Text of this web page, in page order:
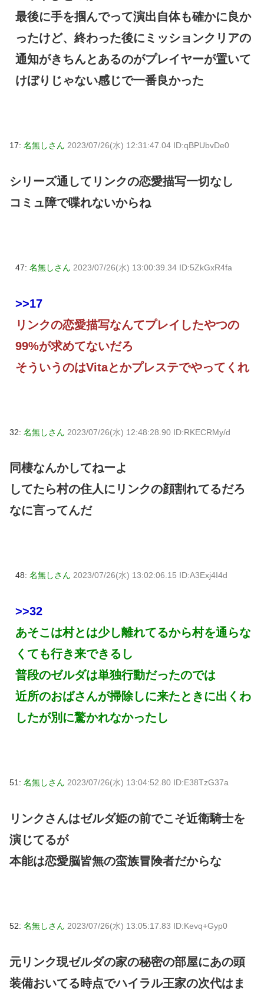
最後に手を掴んでって演出自体も確かに良か
ったけど、終わった後にミッションクリアの
通知がきちんとあるのがプレイヤーが置いて
けぼりじゃない感じで一番良かった
17: 名無しさん 2023/07/26(水) 12:31:47.04 ID:qBPUbvDe0
シリーズ通してリンクの恋愛描写一切なし
コミュ障で喋れないからね
47: 名無しさん 2023/07/26(水) 13:00:39.34 ID:5ZkGxR4fa
>>17
リンクの恋愛描写なんてプレイしたやつの
99%が求めてないだろ
そういうのはVitaとかプレステでやってくれ
32: 名無しさん 2023/07/26(水) 12:48:28.90 ID:RKECRMy/d
同棲なんかしてねーよ
してたら村の住人にリンクの顔割れてるだろ
なに言ってんだ
48: 名無しさん 2023/07/26(水) 13:02:06.15 ID:A3Exj4I4d
>>32
あそこは村とは少し離れてるから村を通らな
くても行き来できるし
普段のゼルダは単独行動だったのでは
近所のおばさんが掃除しに来たときに出くわ
したが別に驚かれなかったし
51: 名無しさん 2023/07/26(水) 13:04:52.80 ID:E38TzG37a
リンクさんはゼルダ姫の前でこそ近衛騎士を
演じてるが
本能は恋愛脳皆無の蛮族冒険者だからな
52: 名無しさん 2023/07/26(水) 13:05:17.83 ID:Kevq+Gyp0
元リンク現ゼルダの家の秘密の部屋にあの頭
装備おいてる時点でハイラル王家の次代はま